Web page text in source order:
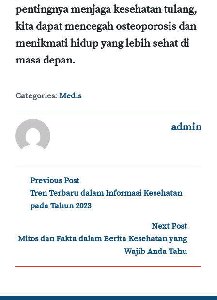
pentingnya menjaga kesehatan tulang,
kita dapat mencegah osteoporosis dan
menikmati hidup yang lebih sehat di
masa depan.
Categories:Medis
admin
Post
navigation
Previous Post
Tren Terbaru dalam Informasi Kesehatan
pada Tahun 2023
Next Post
Mitos dan Fakta dalam Berita Kesehatan yang
Wajib Anda Tahu